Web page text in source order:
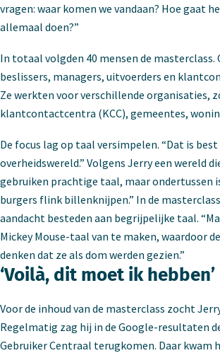
vragen: waar komen we vandaan? Hoe gaat
allemaal doen?”
In totaal volgden 40 mensen de masterclass.
beslissers, managers, uitvoerders en
Ze werkten voor verschillende organisaties,
klantcontactcentra (KCC), gemeentes,
De focus lag op taal versimpelen. “Dat is
overheidswereld.” Volgens Jerry een wereld
gebruiken prachtige taal, maar ondertussen
burgers flink billenknijpen.” In de
aandacht besteden aan begrijpelijke taal.
Mickey Mouse-taal van te maken, waardoor
denken dat ze als dom werden gezien.”
‘Voilà, dit moet ik hebben’
Voor de inhoud van de masterclass zocht
Regelmatig zag hij in de Google-resultaten
Gebruiker Centraal terugkomen. Daar kwam